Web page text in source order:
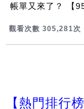
帳單又來了？ 【
觀看次數 305,283次
【熱門排行榜